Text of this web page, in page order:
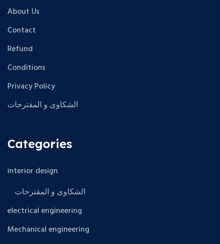
About Us
Contact
Refund
Conditions
Privacy Policy
الشكاوى و المقترحات
Categories
interior design
الشكاوى و المقترحات
electrical engineering
Mechanical engineering